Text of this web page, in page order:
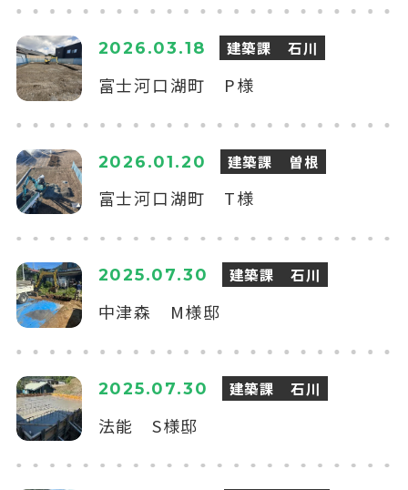
2026.03.18 建築課 石川
富士河口湖町 P様
2026.01.20 建築課 曽根
富士河口湖町 T様
2025.07.30 建築課 石川
中津森 M様邸
2025.07.30 建築課 石川
法能 S様邸